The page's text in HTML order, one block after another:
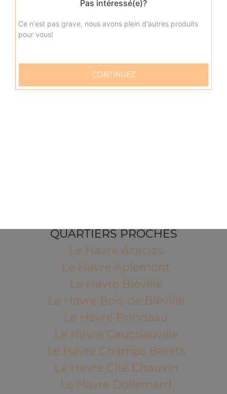
QUARTIERS PROCHES
Le Havre Acacias
Le Havre Aplemont
Le Havre Bléville
Le Havre Bois de Bléville
Le Havre Brindeau
Le Havre Caucriauville
Le Havre Champs Barets
Le Havre Cité Chauvin
Le Havre Dollemard
Pas intéressé(e)?
Ce n'est pas grave, nous avons plein d'autres produits
pour vous!
CONTINUEZ